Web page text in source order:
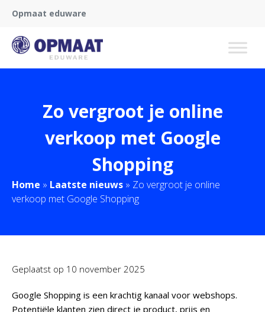
Opmaat eduware
Zo vergroot je online
verkoop met Google
Shopping
Home » Laatste nieuws » Zo vergroot je online
verkoop met Google Shopping
Geplaatst op 10 november 2025
Google Shopping is een krachtig kanaal voor webshops.
Potentiële klanten zien direct je product, prijs en